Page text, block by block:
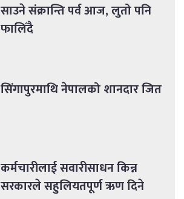
साउने संक्रान्ति पर्व आज, लुतो पनि
फालिँदै
सिंगापुरमाथि नेपालको शानदार जित
कर्मचारीलाई सवारीसाधन किन्न
सरकारले सहुलियतपूर्ण ऋण दिने